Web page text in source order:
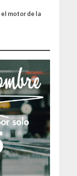
el motor de la